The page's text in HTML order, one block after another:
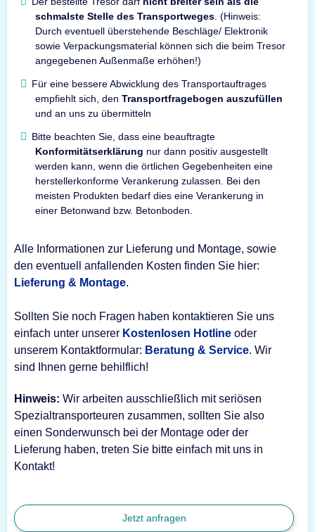
schmalste Stelle des Transportweges . (Hinweis:
Durch eventuell überstehende Beschläge/ Elektronik
sowie Verpackungsmaterial können sich die beim Tresor
angegebenen Außenmaße erhöhen!)
Für eine bessere Abwicklung des Transportauftrages
empfiehlt sich, den Transportfragebogen auszufüllen
und an uns zu übermitteln
Bitte beachten Sie, dass eine beauftragte
Konformitätserklärung nur dann positiv ausgestellt
werden kann, wenn die örtlichen Gegebenheiten eine
herstellerkonforme Verankerung zulassen. Bei den
meisten Produkten bedarf dies eine Verankerung in
einer Betonwand bzw. Betonboden.
Alle Informationen zur Lieferung und Montage, sowie
den eventuell anfallenden Kosten finden Sie hier:
Lieferung & Montage.
Sollten Sie noch Fragen haben kontaktieren Sie uns
einfach unter unserer Kostenlosen Hotline oder
unserem Kontaktformular: Beratung & Service. Wir
sind Ihnen gerne behilflich!
Hinweis: Wir arbeiten ausschließlich mit seriösen
Spezialtransporteuren zusammen, sollten Sie also
einen Sonderwunsch bei der Montage oder der
Lieferung haben, treten Sie bitte einfach mit uns in
Kontakt!
Jetzt anfragen